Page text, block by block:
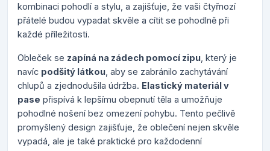
kombinaci pohodlí a stylu, a zajišťuje, že vaši čtyřnozí
přátelé budou vypadat skvěle a cítit se pohodlně při
každé příležitosti.
Obleček se zapíná na zádech pomocí zipu , který je
navíc podšitý látkou , aby se zabránilo zachytávání
chlupů a zjednodušila údržba. Elastický materiál v
pase přispívá k lepšímu obepnutí těla a umožňuje
pohodlné nošení bez omezení pohybu. Tento pečlivě
promyšlený design zajišťuje, že oblečení nejen skvěle
vypadá, ale je také praktické pro každodenní